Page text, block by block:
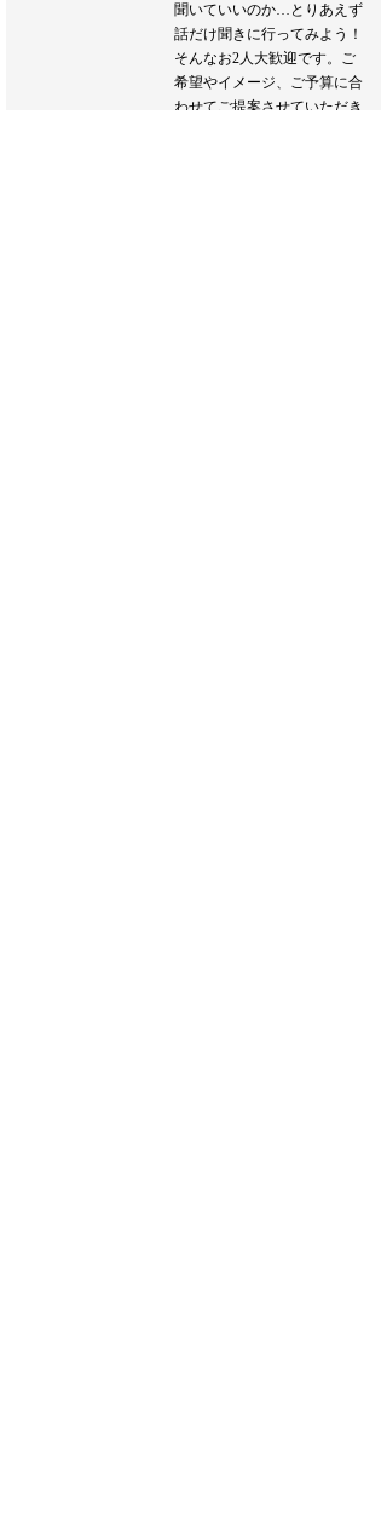
聞いていいのか…とりあえず
話だけ聞きに行ってみよう！
そんなお2人大歓迎です。ご
希望やイメージ、ご予算に合
わせてご提案させていただき